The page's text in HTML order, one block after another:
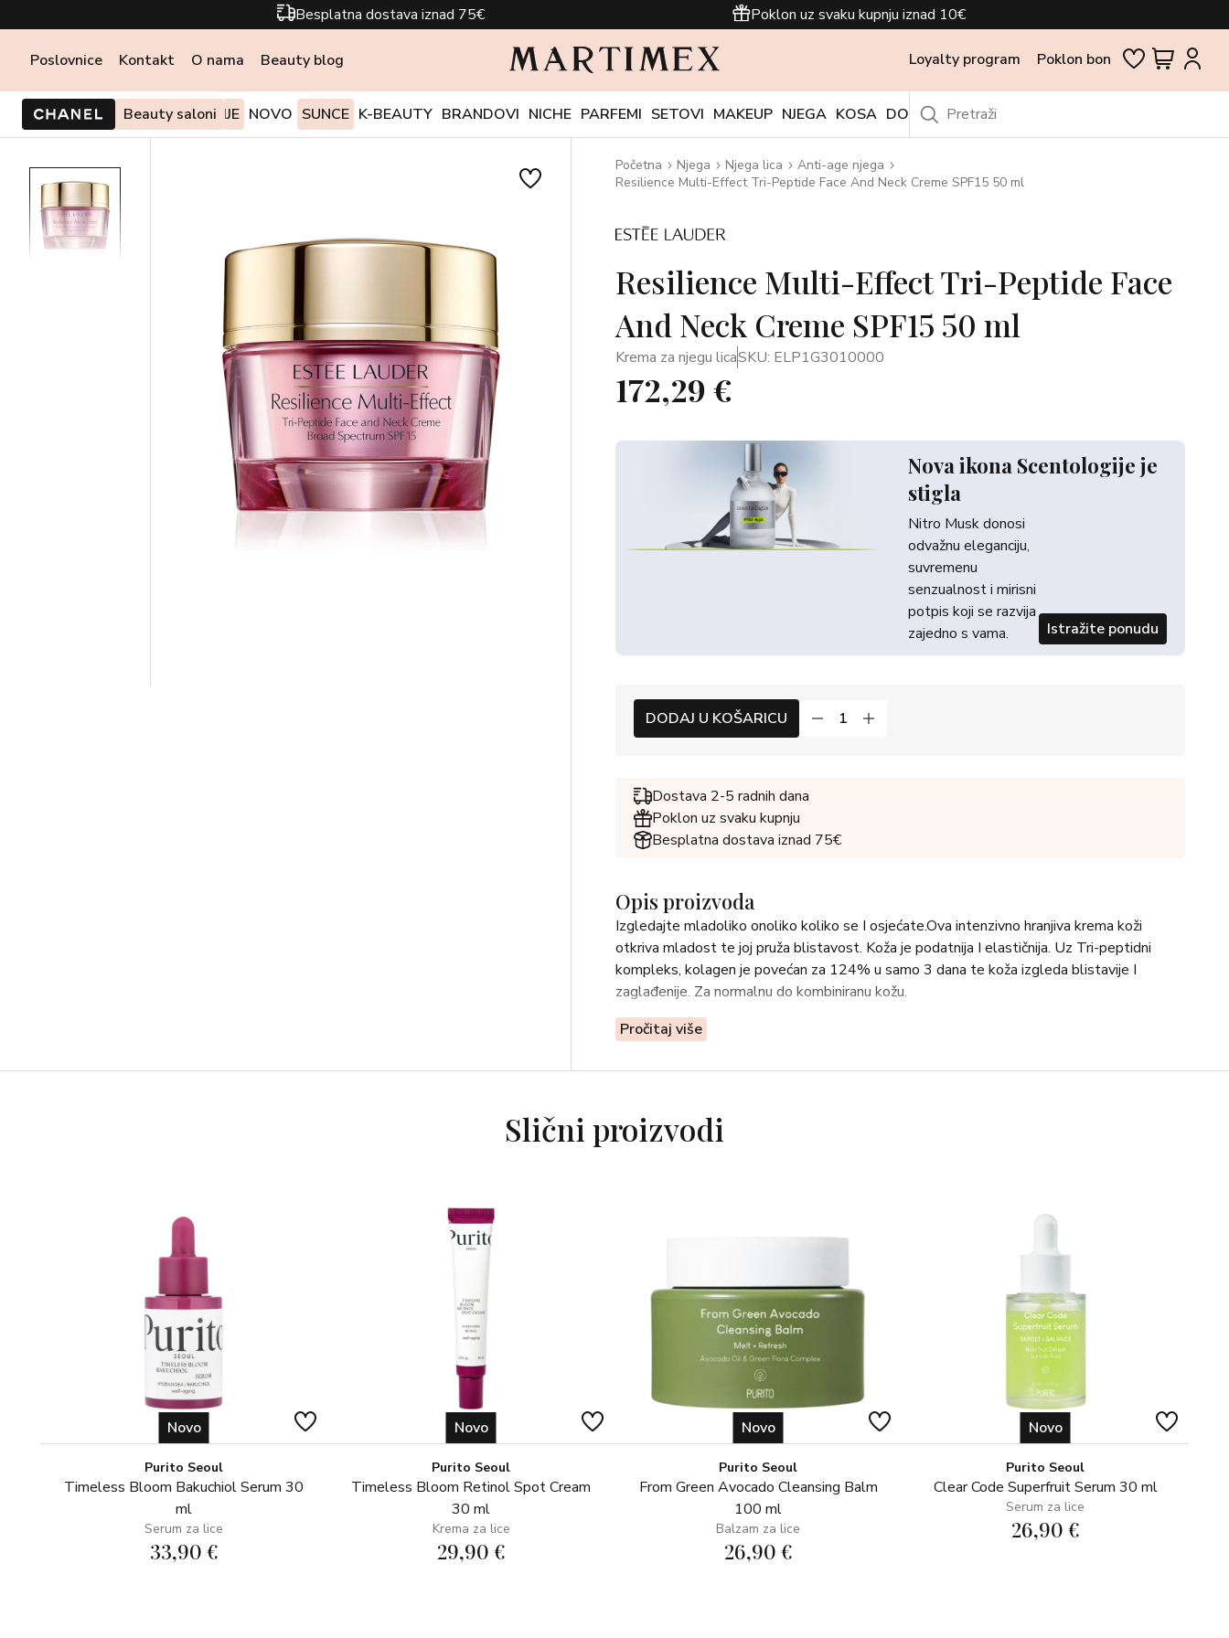
Besplatna dostava iznad 75€ Poklon uz svaku kupnju iznad 10€
Poslovnice Kontakt O nama Beauty blog Loyalty program Poklon bon
Beauty saloni
PONUDE I AKCIJE NOVO SUNCE K-BEAUTY BRANDOVI NICHE PARFEMI SETOVI MAKEUP NJEGA KOSA DODACI OUTLET
Početna Njega Njega lica
Anti-age njega
Resilience Multi-Effect Tri-Peptide Face And Neck Creme SPF15 50 ml
Resilience Multi-Effect Tri-Peptide Face
And Neck Creme SPF15 50 ml
Krema za njegu licaSKU: ELP1G3010000
172,29 €
Nova ikona Scentologije je
stigla
Nitro Musk donosi
odvažnu eleganciju,
suvremenu
senzualnost i mirisni
potpis koji se razvija
zajedno s vama.
Istražite ponudu
DODAJ U KOŠARICU
Dostava 2-5 radnih dana
Poklon uz svaku kupnju
Besplatna dostava iznad 75€
Opis proizvoda
Izgledajte mladoliko onoliko koliko se I osjećate.Ova intenzivno hranjiva krema koži
otkriva mladost te joj pruža blistavost. Koža je podatnija I elastičnija. Uz Tri-peptidni
kompleks, kolagen je povećan za 124% u samo 3 dana te koža izgleda blistavije I
zaglađenije. Za normalnu do kombiniranu kožu.
Pročitaj više
Slični proizvodi
Novo
Purito Seoul
Timeless Bloom Bakuchiol Serum 30
ml
Serum za lice
33,90 €
Novo
Purito Seoul
Timeless Bloom Retinol Spot Cream
30 ml
Krema za lice
29,90 €
Novo
Purito Seoul
From Green Avocado Cleansing Balm
100 ml
Balzam za lice
26,90 €
Novo
Purito Seoul
Clear Code Superfruit Serum 30 ml
Serum za lice
26,90 €